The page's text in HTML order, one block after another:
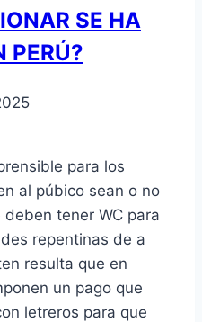
SE HA
PERÚ?
para los
al púbico sean o no
tener WC para
repentinas de a
resulta que en
un pago que
letreros para que